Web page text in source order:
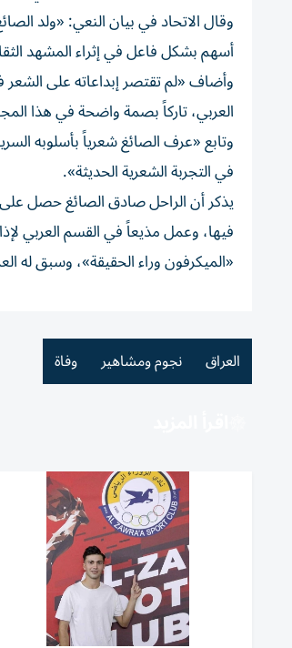
أسهم بشكل فاعل في إثراء المشهد
وأضاف «لم تقتصر إبداعاته على
العربي، تاركاً بصمة واضحة في هذا
وتابع «عرف الصائغ شعرياً بأسلوبه
في التجربة الشعرية الحديثة».
«الميكرفون وراء الحقيقة»، وسبق
العراق نجوم ومشاهير وفاة